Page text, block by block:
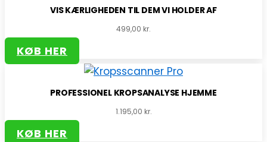
VIS KÆRLIGHEDEN TIL DEM VI HOLDER AF
499,00 kr.
KØB HER
PROFESSIONEL KROPSANALYSE HJEMME
1.195,00 kr.
KØB HER